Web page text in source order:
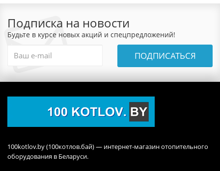
Подписка на новости
Будьте в курсе новых акций и спецпредложений!
ПОДПИСАТЬСЯ
100kotlov.by (100котлов.бай) — интернет-магазин отопительного
оборудования в Беларуси.